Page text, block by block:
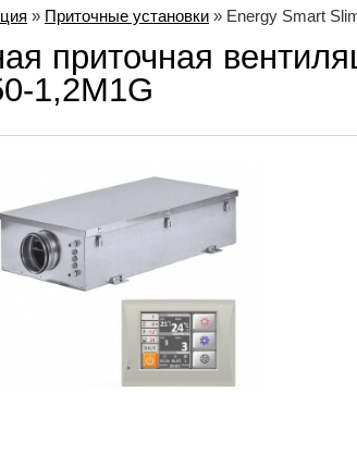
» Приточные установки » Energy Smart
приточная
1,2M1G